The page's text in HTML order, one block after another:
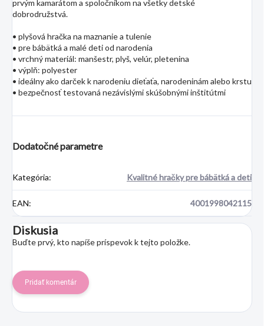
prvým kamarátom a spoločníkom na všetky detské
dobrodružstvá.
• plyšová hračka na maznanie a tulenie
• pre bábätká a malé deti od narodenia
• vrchný materiál: manšestr, plyš, velúr, pletenina
• výplň: polyester
• ideálny ako darček k narodeniu dieťaťa, narodeninám alebo krstu
• bezpečnosť testovaná nezávislými skúšobnými inštitútmi
Dodatočné parametre
Kategória: Kvalitné hračky pre bábätká a deti
EAN: 4001998042115
Diskusia
Buďte prvý, kto napíše príspevok k tejto položke.
Pridať komentár